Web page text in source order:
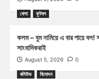
খেলা ফুটবল
কলম – বুম নামিয়ে এ বার পায়ে বল!
সাংবাদিকরাই
August 5, 2026 0
বলিউড বিনোদন